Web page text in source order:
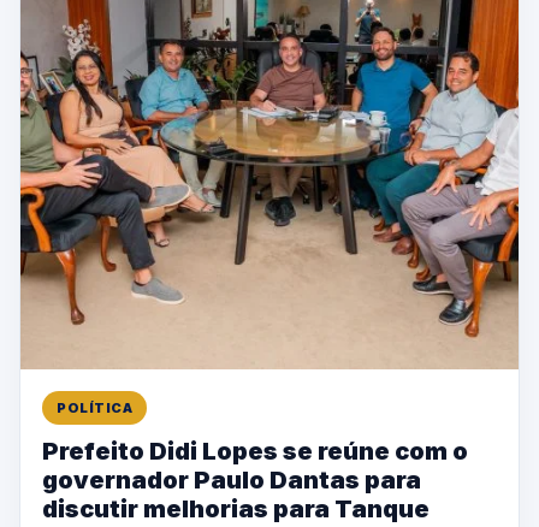
POLÍTICA
Prefeito Didi Lopes se reúne com o
governador Paulo Dantas para
discutir melhorias para Tanque